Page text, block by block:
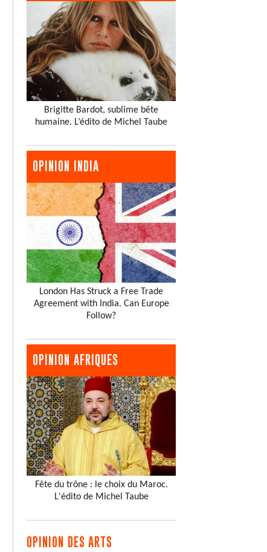
Brigitte Bardot, sublime bête
humaine. L’édito de Michel Taube
OPINION INDIA
London Has Struck a Free Trade
Agreement with India. Can Europe
Follow?
OPINION AFRIQUES
Fête du trône : le choix du Maroc.
L'édito de Michel Taube
OPINION DES ARTS